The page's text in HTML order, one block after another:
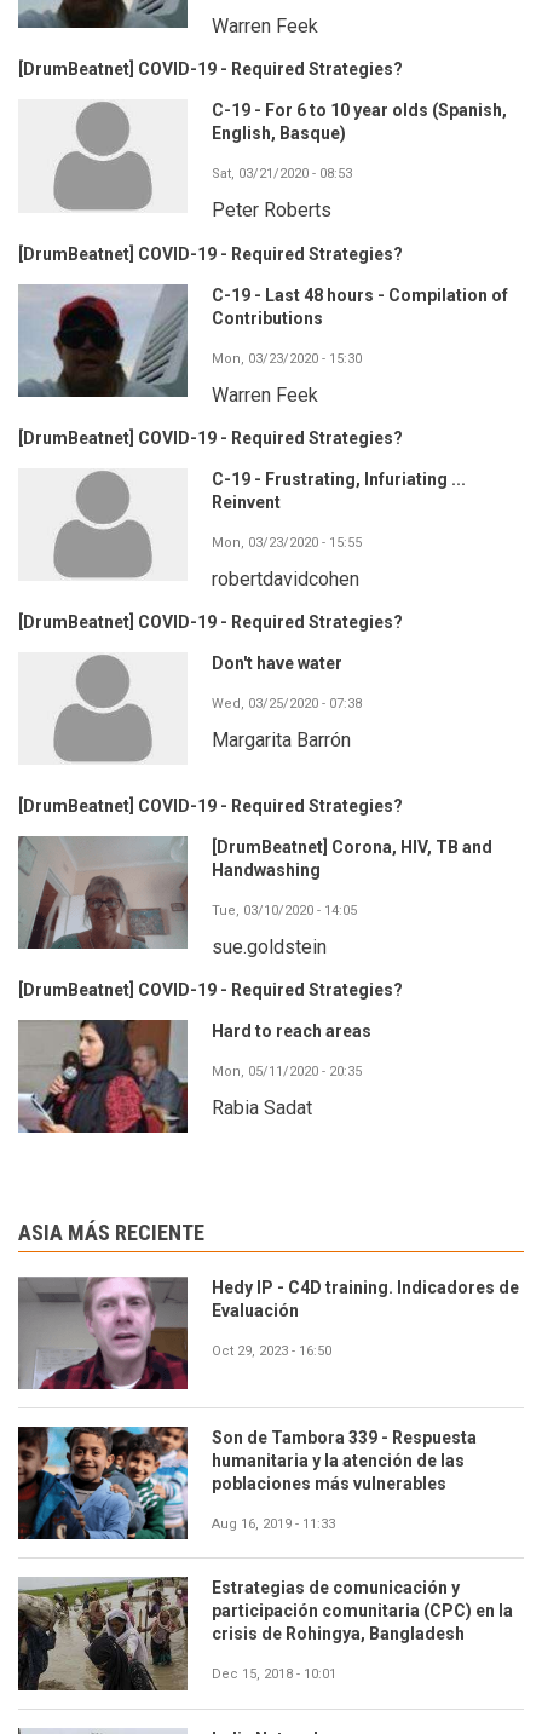
Warren Feek
[DrumBeatnet] COVID-19 - Required Strategies?
C-19 - For 6 to 10 year olds (Spanish,
English, Basque)
Sat, 03/21/2020 - 08:53
Peter Roberts
[DrumBeatnet] COVID-19 - Required Strategies?
C-19 - Last 48 hours - Compilation of
Contributions
Mon, 03/23/2020 - 15:30
Warren Feek
[DrumBeatnet] COVID-19 - Required Strategies?
C-19 - Frustrating, Infuriating ...
Reinvent
Mon, 03/23/2020 - 15:55
robertdavidcohen
[DrumBeatnet] COVID-19 - Required Strategies?
Don't have water
Wed, 03/25/2020 - 07:38
Margarita Barrón
[DrumBeatnet] COVID-19 - Required Strategies?
[DrumBeatnet] Corona, HIV, TB and
Handwashing
Tue, 03/10/2020 - 14:05
sue.goldstein
[DrumBeatnet] COVID-19 - Required Strategies?
Hard to reach areas
Mon, 05/11/2020 - 20:35
Rabia Sadat
ASIA MÁS RECIENTE
Hedy IP - C4D training. Indicadores de
Evaluación
Oct 29, 2023 - 16:50
Son de Tambora 339 - Respuesta
humanitaria y la atención de las
poblaciones más vulnerables
Aug 16, 2019 - 11:33
Estrategias de comunicación y
participación comunitaria (CPC) en la
crisis de Rohingya, Bangladesh
Dec 15, 2018 - 10:01